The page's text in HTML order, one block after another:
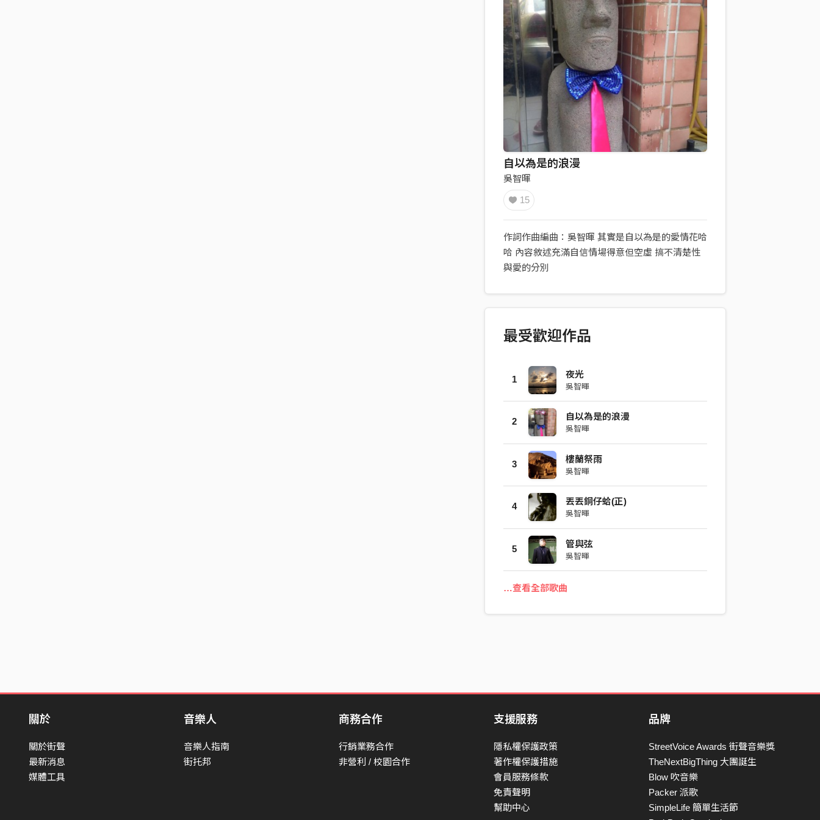
自以為是的浪漫
吳智暉
15
作詞作曲編曲：吳智暉 其實是自以為是的愛情花哈
哈 內容敘述充滿自信情場得意但空虛 搞不清楚性
與愛的分別
最受歡迎作品
1 夜光
吳智暉
2 自以為是的浪漫
吳智暉
3 樓蘭祭雨
吳智暉
4 丟丟銅仔蛤(正)
吳智暉
5 管與弦
吳智暉
…查看全部歌曲
關於
關於街聲
最新消息
媒體工具
音樂人
音樂人指南
街托邦
商務合作
行銷業務合作
非營利 / 校園合作
支援服務
隱私權保護政策
著作權保護措施
會員服務條款
免責聲明
幫助中心
品牌
StreetVoice Awards 街聲音樂獎
TheNextBigThing 大團誕生
Blow 吹音樂
Packer 派歌
SimpleLife 簡單生活節